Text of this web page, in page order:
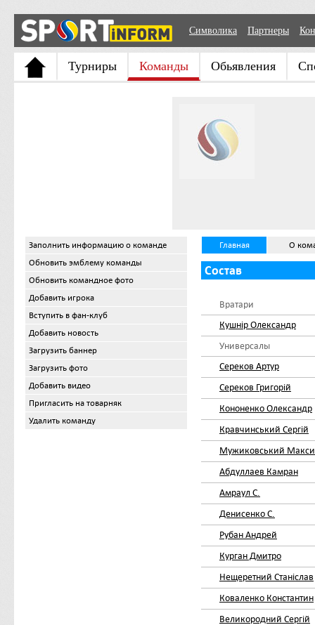
Символика Партнеры
Турниры Команды Обьявления
Заполнить информацию о команде
Обновить эмблему команды
Обновить командное фото
Добавить игрока
Вступить в фан-клуб
Добавить новость
Загрузить баннер
Загрузить фото
Добавить видео
Пригласить на товарняк
Удалить команду
Главная О
Состав
Вратари
Кушнір Олександр
Универсалы
Сереков Артур
Сереков Григорій
Кононенко Олександр
Кравчинський Сергій
Мужиковський
Абдуллаев Камран
Амраул С.
Денисенко С.
Рубан Андрей
Курган Дмитро
Нещеретний Станіслав
Коваленко Константин
Великородний Сергій